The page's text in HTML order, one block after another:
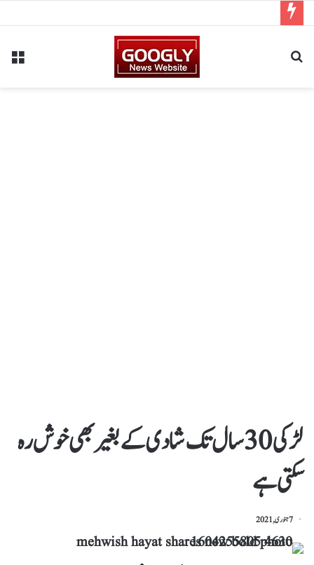
لڑکی 30 سال تک شادی کے بغیر بھی خوش رہ
سکتی ہے
7 جنوری, 2021